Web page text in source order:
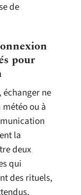
de
pour
, échanger ne
ou à
la
deux
qui
des rituels,